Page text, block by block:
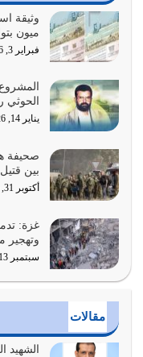
يوليو 28, 2026
هل نحن من
وأعرض نفسك،
يوليو 27, 2026
عندما يكون عدوك هو
فيه كثيرة وسينصرك
يوليو 26, 2026
أراد الله لهذه الأمة
بالأمر بالمعروف
يوليو 25, 2026
الدين الذي شرعه الله
أي أمة تتفرق في
أمة عاجزة عن
وثيقة
ميون
فبراير 3, 2026
يناير 14, 2026
بين
أكتوبر 31, 2025
وتهجير
سبتمبر 13, 2025
مقالات
الشهيد